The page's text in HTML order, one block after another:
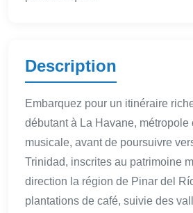
Description
Embarquez pour un itinéraire
débutant à La Havane, métropole
musicale, avant de poursuivre
Trinidad, inscrites au patrimoine
direction la région de Pinar del
plantations de café, suivie des